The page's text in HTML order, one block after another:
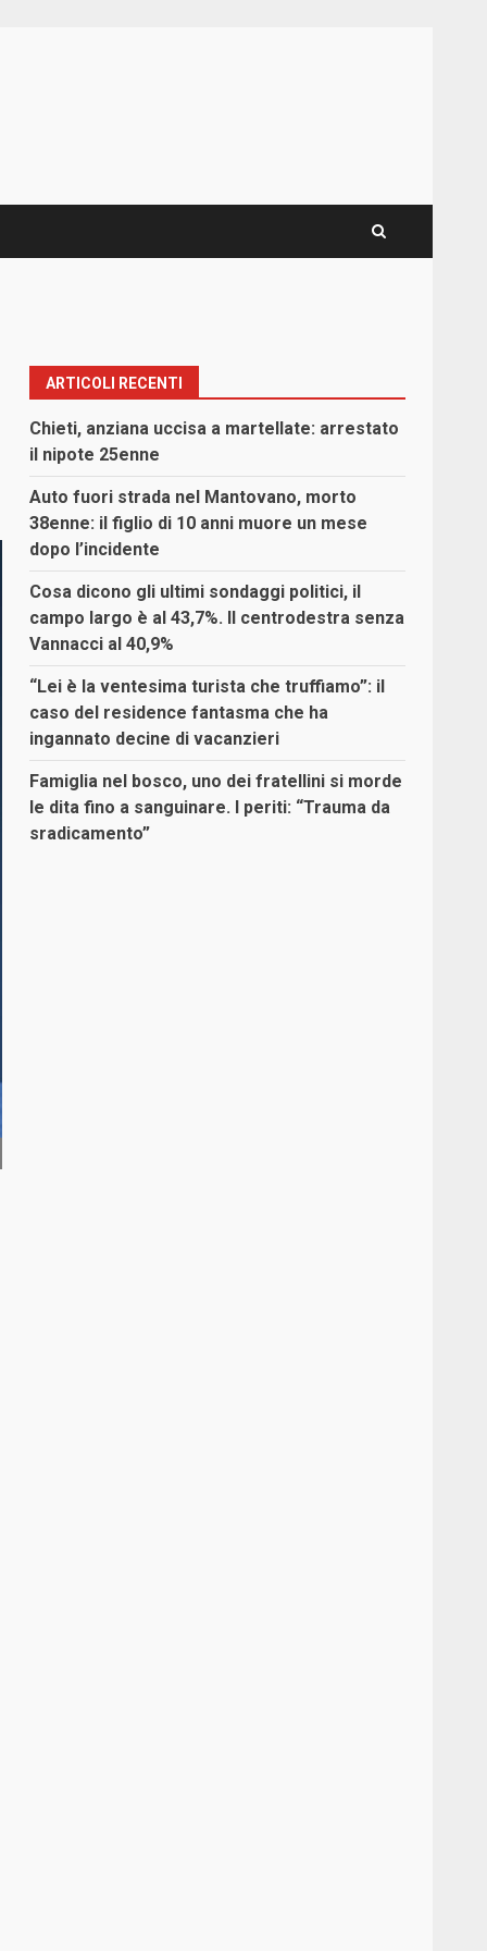
ARTICOLI RECENTI
Chieti, anziana uccisa a martellate: arrestato
il nipote 25enne
Auto fuori strada nel Mantovano, morto
38enne: il figlio di 10 anni muore un mese
dopo l’incidente
Cosa dicono gli ultimi sondaggi politici, il
campo largo è al 43,7%. Il centrodestra senza
Vannacci al 40,9%
“Lei è la ventesima turista che truffiamo”: il
caso del residence fantasma che ha
ingannato decine di vacanzieri
Famiglia nel bosco, uno dei fratellini si morde
le dita fino a sanguinare. I periti: “Trauma da
sradicamento”